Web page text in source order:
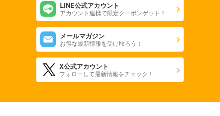
LINE公式アカウント
アカウント連携で限定クーポンゲット！
メールマガジン
お得な最新情報を受け取ろう！
X公式アカウント
フォローして最新情報をチェック！